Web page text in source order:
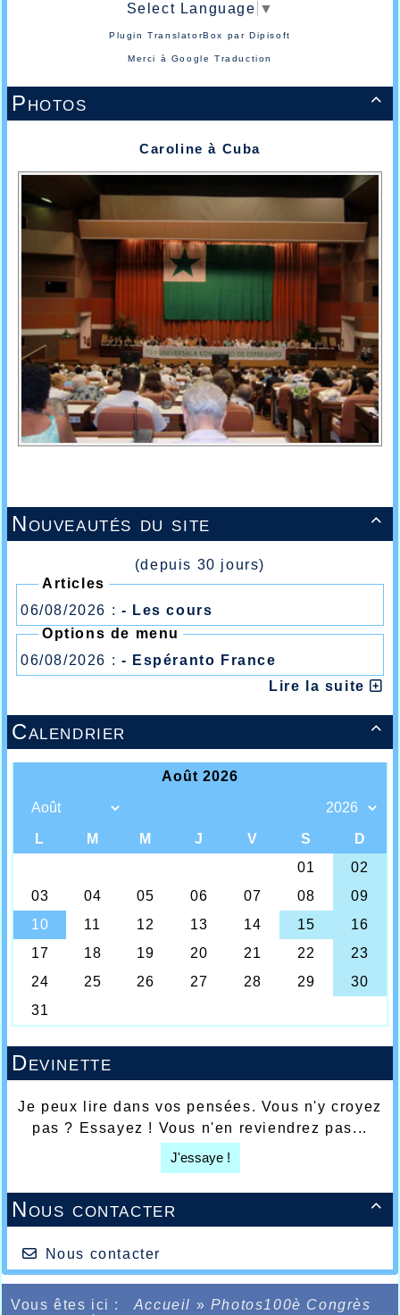
Select Language ▼
Plugin TranslatorBox parDipisoft
Merci à Google Traduction

Photos
Caroline à Cuba

Nouveautés du site
(depuis 30 jours)
Articles
06/08/2026 : - Les cours
Options de menu
06/08/2026 : - Espéranto France
Lire la suite

Calendrier
Devinette
Je peux lire dans vos pensées. Vous n'y croyez
pas ? Essayez ! Vous n'en reviendrez pas...
J'essaye !

Nous contacter
Nous contacter
Vous êtes ici : Accueil » Photos100è Congrès